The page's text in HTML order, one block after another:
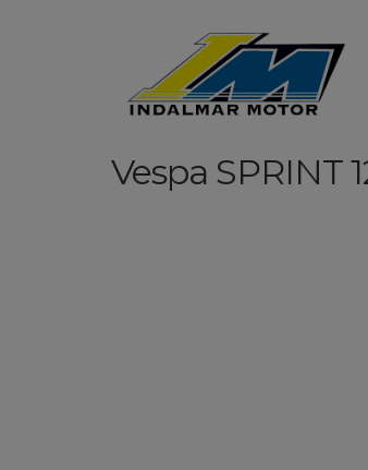
Vespa SPRINT